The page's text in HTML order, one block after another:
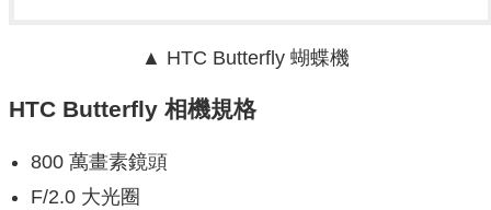
▲ HTC Butterfly 蝴蝶機
HTC Butterfly 相機規格
800 萬畫素鏡頭
F/2.0 大光圈